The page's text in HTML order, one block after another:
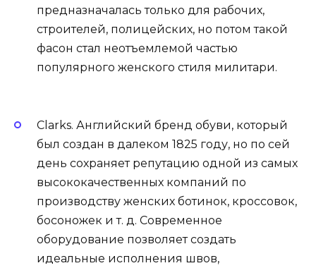
предназначалась только для рабочих,
строителей, полицейских, но потом такой
фасон стал неотъемлемой частью
популярного женского стиля милитари.
Clarks. Английский бренд обуви, который
был создан в далеком 1825 году, но по сей
день сохраняет репутацию одной из самых
высококачественных компаний по
производству женских ботинок, кроссовок,
босоножек и т. д. Современное
оборудование позволяет создать
идеальные исполнения швов,